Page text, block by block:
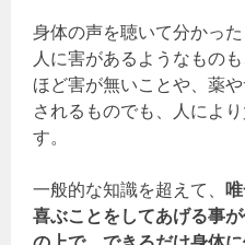
身体の声を聴いて分かっ
人に害があるようなもの
ほど害が無いことや、薬
されるものでも、人によ
す。
一般的な知識を超えて、
喜ぶことをしてあげる事